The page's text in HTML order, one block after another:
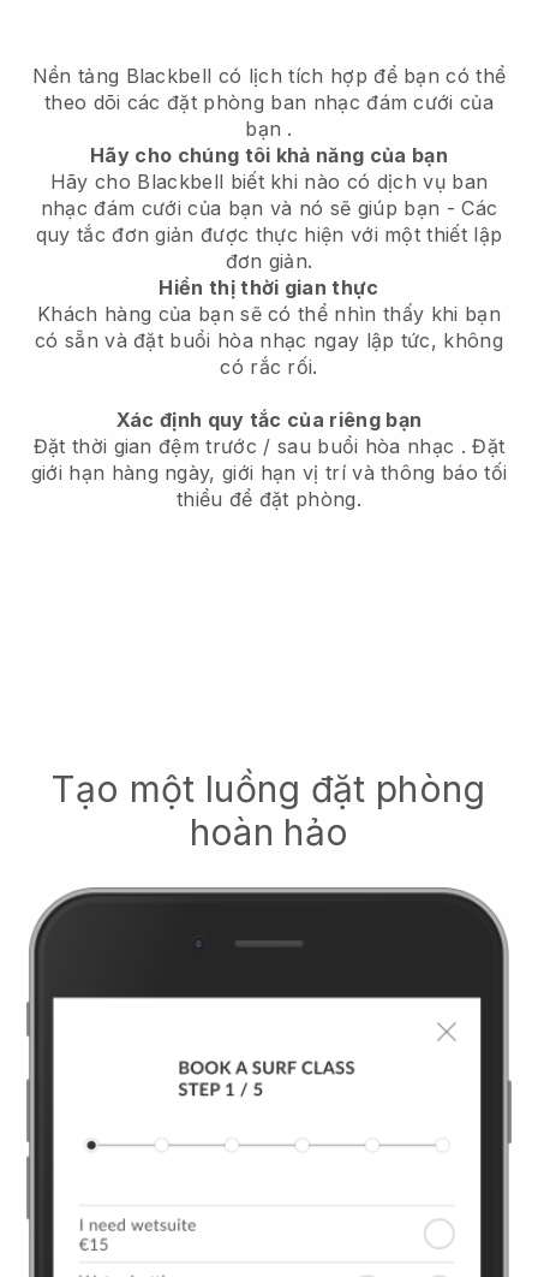
Nền tảng Blackbell có lịch tích hợp để bạn có thể
theo dõi các đặt phòng ban nhạc đám cưới của
bạn .
Hãy cho chúng tôi khả năng của bạn
Hãy cho Blackbell biết khi nào có dịch vụ ban
nhạc đám cưới của bạn và nó sẽ giúp bạn - Các
quy tắc đơn giản được thực hiện với một thiết lập
đơn giản.
Hiển thị thời gian thực
Khách hàng của bạn sẽ có thể nhìn thấy khi bạn
có sẵnvà đặt buổi hòa nhạc ngay lập tức, không
có rắc rối.
Xác định quy tắc của riêng bạn
Đặt thời gian đệm trước / sau buổi hòa nhạc . Đặt
giới hạn hàng ngày, giới hạn vị trí và thông báo tối
thiểu để đặt phòng.
Tạo một luồng đặt phòng
hoàn hảo